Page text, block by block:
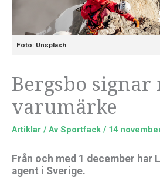
Foto: Unsplash
Bergsbo
varumärke
Artiklar / Av Sportfack / 14
Från och med 1 december har
agent i Sverige.